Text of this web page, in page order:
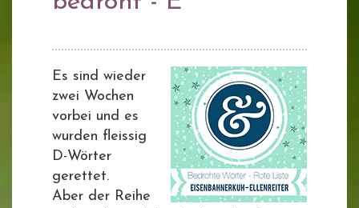
Es sind wieder
zwei Wochen
vorbei und es
wurden fleissig
D-Wörter
gerettet.
Aber der Reihe